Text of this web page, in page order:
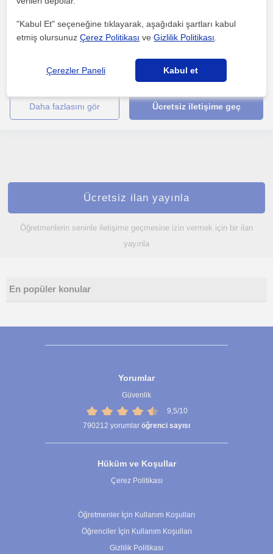
Marmara Üniversitesi Atatürk Eğitim Fakültesi İlköğretim Bölümü
Fen Bilgisi Öğretmenliği mezunuyum, aynı üniversite...
daha fazlasını gör Ücretsiz iletişime geç
Ücretsiz ilan yayınla
Öğretmenlerin seninle iletişime geçmesine izin vermek için bir ilan
yayınla
En popüler konular
Yorumlar
Güvenlik
9,5/10
790212 yorumlar öğrenci sayısı
Hüküm ve Koşullar
Çerez Politikası
Öğretmenler İçin Kullanım Koşulları
Öğrenciler İçin Kullanım Koşulları
Gizlilik Politikası
"Kabul Et" seçeneğine tıklayarak, aşağıdaki şartları kabul
etmiş olursunuzÇerez Politikası veGizlilik Politikası
Çerezler Paneli Kabul et